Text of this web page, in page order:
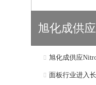
旭化成供
旭化成供应
面板行业进入